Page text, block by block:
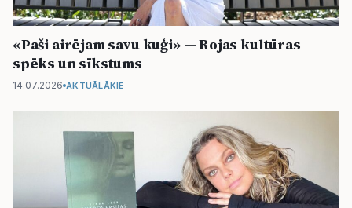
«Paši airējam savu kuģi» — Rojas kultūras
spēks un sīkstums
14.07.2026 AKTUĀLĀKIE